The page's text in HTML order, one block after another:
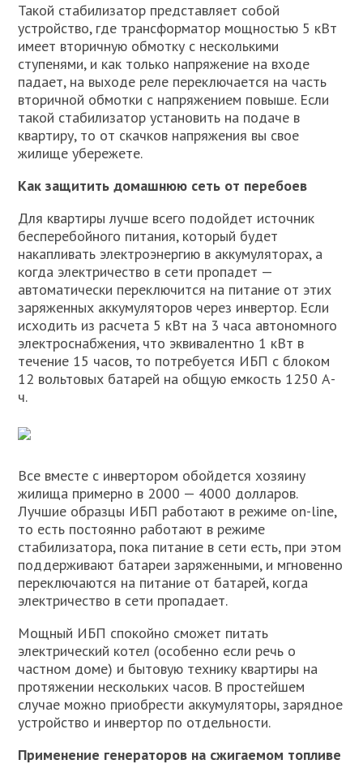
Такой стабилизатор представляет собой
устройство, где трансформатор мощностью 5 кВт
имеет вторичную обмотку с несколькими
ступенями, и как только напряжение на входе
падает, на выходе реле переключается на часть
вторичной обмотки с напряжением повыше. Если
такой стабилизатор установить на подаче в
квартиру, то от скачков напряжения вы свое
жилище убережете.
Как защитить домашнюю сеть от перебоев
Для квартиры лучше всего подойдет источник
бесперебойного питания, который будет
накапливать электроэнергию в аккумуляторах, а
когда электричество в сети пропадет —
автоматически переключится на питание от этих
заряженных аккумуляторов через инвертор. Если
исходить из расчета 5 кВт на 3 часа автономного
электроснабжения, что эквивалентно 1 кВт в
течение 15 часов, то потребуется ИБП с блоком
12 вольтовых батарей на общую емкость 1250 А-
ч.
Все вместе с инвертором обойдется хозяину
жилища примерно в 2000 — 4000 долларов.
Лучшие образцы ИБП работают в режиме on-line,
то есть постоянно работают в режиме
стабилизатора, пока питание в сети есть, при этом
поддерживают батареи заряженными, и мгновенно
переключаются на питание от батарей, когда
электричество в сети пропадает.
Мощный ИБП спокойно сможет питать
электрический котел (особенно если речь о
частном доме) и бытовую технику квартиры на
протяжении нескольких часов. В простейшем
случае можно приобрести аккумуляторы, зарядное
устройство и инвертор по отдельности.
Применение генераторов на сжигаемом топливе